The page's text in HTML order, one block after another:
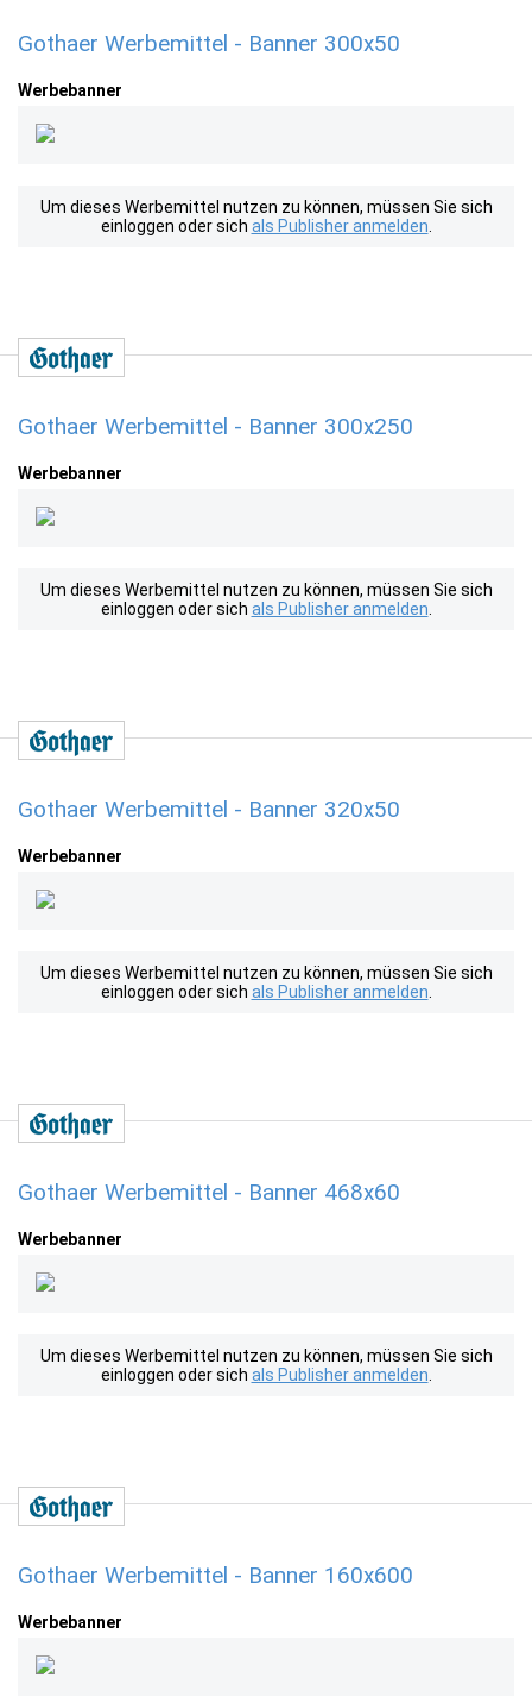
Gothaer Werbemittel - Banner 300x50
Werbebanner
Um dieses Werbemittel nutzen zu können, müssen Sie sich
einloggen oder sich als Publisher anmelden
Gothaer Werbemittel - Banner 300x250
Werbebanner
Um dieses Werbemittel nutzen zu können, müssen Sie sich
einloggen oder sich als Publisher anmelden
Gothaer Werbemittel - Banner 320x50
Werbebanner
Um dieses Werbemittel nutzen zu können, müssen Sie sich
einloggen oder sich als Publisher anmelden
Gothaer Werbemittel - Banner 468x60
Werbebanner
Um dieses Werbemittel nutzen zu können, müssen Sie sich
einloggen oder sich als Publisher anmelden
Gothaer Werbemittel - Banner 160x600
Werbebanner